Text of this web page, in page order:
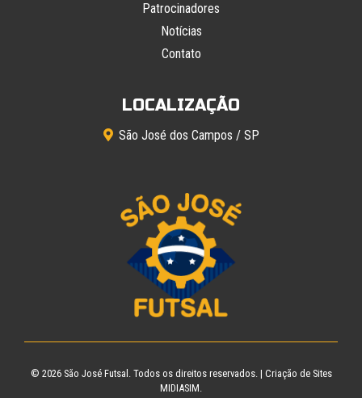
Patrocinadores
Notícias
Contato
LOCALIZAÇÃO
São José dos Campos / SP
© 2026 São José Futsal . Todos os direitos reservados. | Criação de Sites
MIDIASIM.